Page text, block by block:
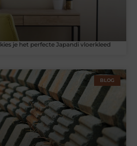
je het perfecte Japandi vloerkleed
BLOG